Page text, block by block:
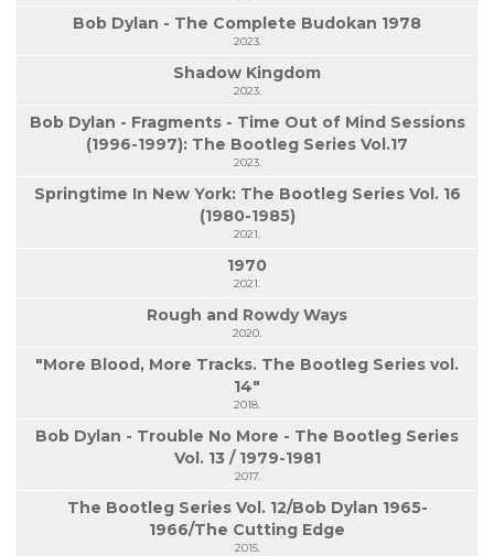
Bob Dylan - The Complete Budokan 1978
2023.
Shadow Kingdom
2023.
Bob Dylan - Fragments - Time Out of Mind Sessions
(1996-1997): The Bootleg Series Vol.17
2023.
Springtime In New York: The Bootleg Series Vol. 16
(1980-1985)
2021.
1970
2021.
Rough and Rowdy Ways
2020.
"More Blood, More Tracks. The Bootleg Series vol.
14"
2018.
Bob Dylan - Trouble No More - The Bootleg Series
Vol. 13 / 1979-1981
2017.
The Bootleg Series Vol. 12/Bob Dylan 1965-
1966/The Cutting Edge
2015.